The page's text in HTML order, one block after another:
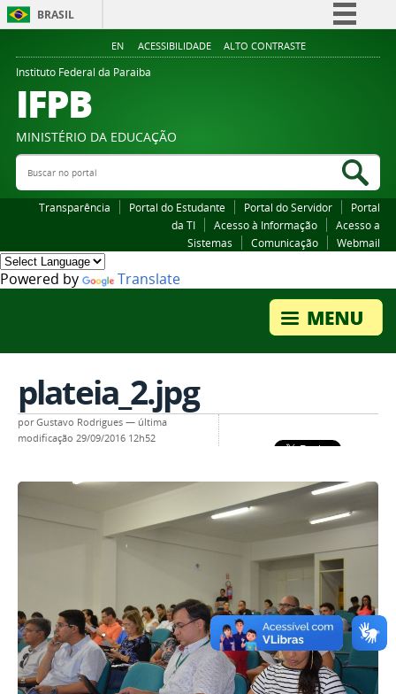
BRASIL
Simplifique!
Legislação
EN ACESSIBILIDADE ALTO CONTRASTE
Instituto Federal da Paraiba
IFPB
MINISTÉRIO DA EDUCAÇÃO
Buscar no portal
Transparência Portal do Estudante Portal do Servidor
Portal
da TI
Acesso à Informação
Acesso a
Sistemas
Comunicação Webmail
Powered by Translate
plateia_2.jpg
porGustavo Rodrigues — última
modificação 29/09/2016 12h52